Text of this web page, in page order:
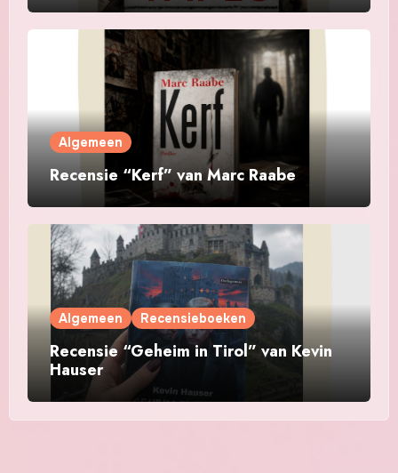
Algemeen
Recensie “Kerf” van Marc Raabe
Algemeen Recensieboeken
Recensie “Geheim in Tirol” van Kevin
Hauser